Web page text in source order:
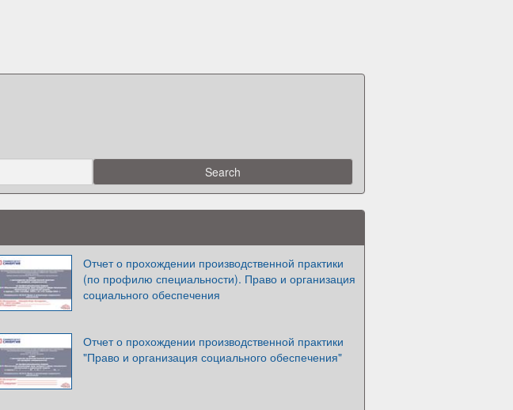
Отчет о прохождении производственной практики
(по профилю специальности). Право и организация
социального обеспечения
Отчет о прохождении производственной практики
"Право и организация социального обеспечения"